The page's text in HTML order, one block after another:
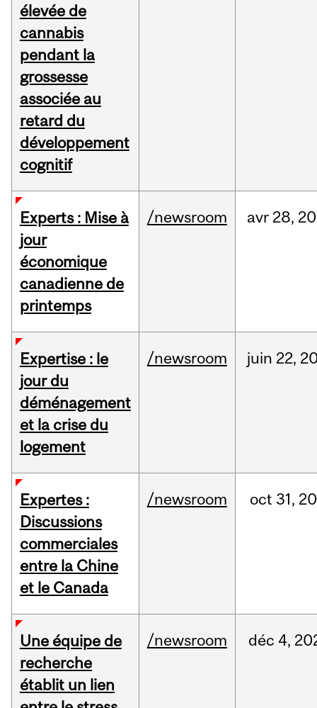
élevée de
cannabis
pendant la
grossesse
associée au
retard du
développement
cognitif
Experts : Mise à
jour
économique
canadienne de
printemps
/newsroom avr 28,
Expertise : le
jour du
déménagement
et la crise du
logement
/newsroom juin 22,
Expertes :
Discussions
commerciales
entre la Chine
et le Canada
/newsroom oct 31,
Une équipe de
recherche
établit un lien
/newsroom déc 4,